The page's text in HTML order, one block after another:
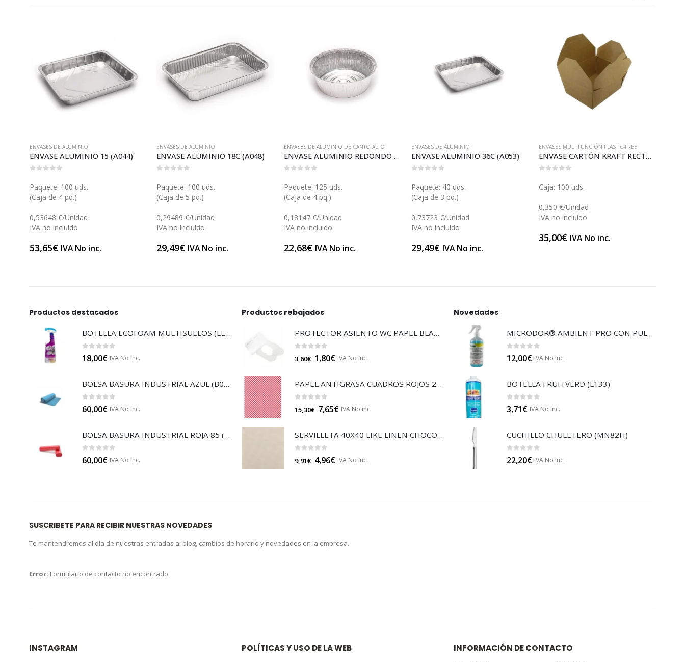
ENVASES DE ALUMINIO
ENVASE ALUMINIO 15 (A044)
Paquete: 100 uds.
(Caja de 4 pq.)
0,53648 €/Unidad
IVA no incluido
53,65€ IVA No inc.
ENVASES DE ALUMINIO
ENVASE ALUMINIO 18C (A048)
Paquete: 100 uds.
(Caja de 5 pq.)
0,29489 €/Unidad
IVA no incluido
29,49€ IVA No inc.
ENVASES DE ALUMINIO DE CANTO ALTO
ENVASE ALUMINIO REDONDO CANTO ALTO (A030)
Paquete: 125 uds.
(Caja de 4 pq.)
0,18147 €/Unidad
IVA no incluido
22,68€ IVA No inc.
ENVASES DE ALUMINIO
ENVASE ALUMINIO 36C (A053)
Paquete: 40 uds.
(Caja de 3 pq.)
0,73723 €/Unidad
IVA no incluido
29,49€ IVA No inc.
ENVASES MULTIFUNCIÓN PLASTIC-FREE
ENVASE CARTÓN KRAFT RECTANGULAR GRANDE (X198)
Caja: 100 uds.
0,350 €/Unidad
IVA no incluido
35,00€ IVA No inc.
Productos destacados
BOTELLA ECOFOAM MULTISUELOS (LECOF12)
0 out of 5
18,00€ IVA No inc.
BOLSA BASURA INDUSTRIAL AZUL (B014A)
0out of 5
60,00€ IVA No inc.
BOLSA BASURA INDUSTRIAL ROJA 85 (B014)
0out of 5
60,00€ IVA No inc.
Productos rebajados
PROTECTOR ASIENTO WC PAPEL BLANCO (GP16213)
out of 5
3,60€ 1,80€ IVA No inc.
PAPEL ANTIGRASA CUADROS ROJOS 20 (GP23324)
out of 5
15,30€ 7,65€ IVA No inc.
SERVILLETA 40X40 LIKE LINEN CHOCOLATE (SGP17927)
out of 5
9,91€ 4,96€ IVA No inc.
Novedades
MICRODOR® AMBIENT PRO CON PULVERIZADOR (LB08)
0 out of 5
12,00€ IVA No inc.
BOTELLA FRUITVERD (L133)
0 out of 5
3,71€ IVA No inc.
CUCHILLO CHULETERO (MN82H)
0 out of 5
22,20€ IVA No inc.
SUSCRIBETE PARA RECIBIR NUESTRAS NOVEDADES
Te mantendremos al día de nuestras entradas al blog, cambios de horario y novedades en la empresa.
Error: Formulario de contacto no encontrado.
INSTAGRAM POLÍTICAS Y USO DE LA WEB INFORMACIÓN DE CONTACTO